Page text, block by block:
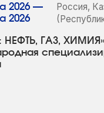
НЕФТЬ, ГАЗ,
2026 —
2026
Россия,